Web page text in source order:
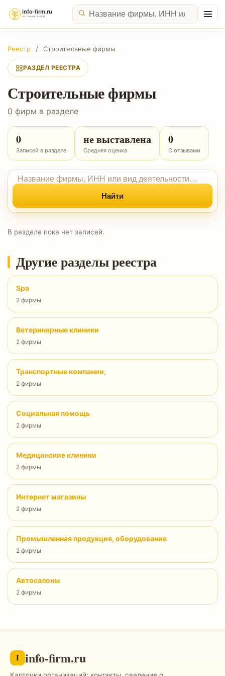
Реестр / Строительные фирмы
РАЗДЕЛ РЕЕСТРА
Строительные фирмы
0 фирм в разделе
Записей в разделе
0
Средняя оценка
не выставлена
С отзывами
0
Найти
В разделе пока нет записей.
Другие разделы реестра
Spa
2 фирмы
Ветеринарные клиники
2 фирмы
Транспортные компании,
2 фирмы
Социальная помощь
2 фирмы
Медицинские клиники
2 фирмы
Интернет магазины
2 фирмы
Промышленная продукция, оборудование
2 фирмы
Автосалоны
2 фирмы
I info-firm.ru